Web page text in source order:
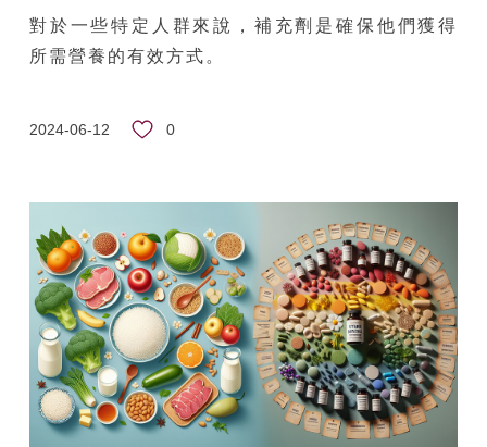
對於一些特定人群來說，補充劑是確保他們獲得
所需營養的有效方式。
2024-06-12 0